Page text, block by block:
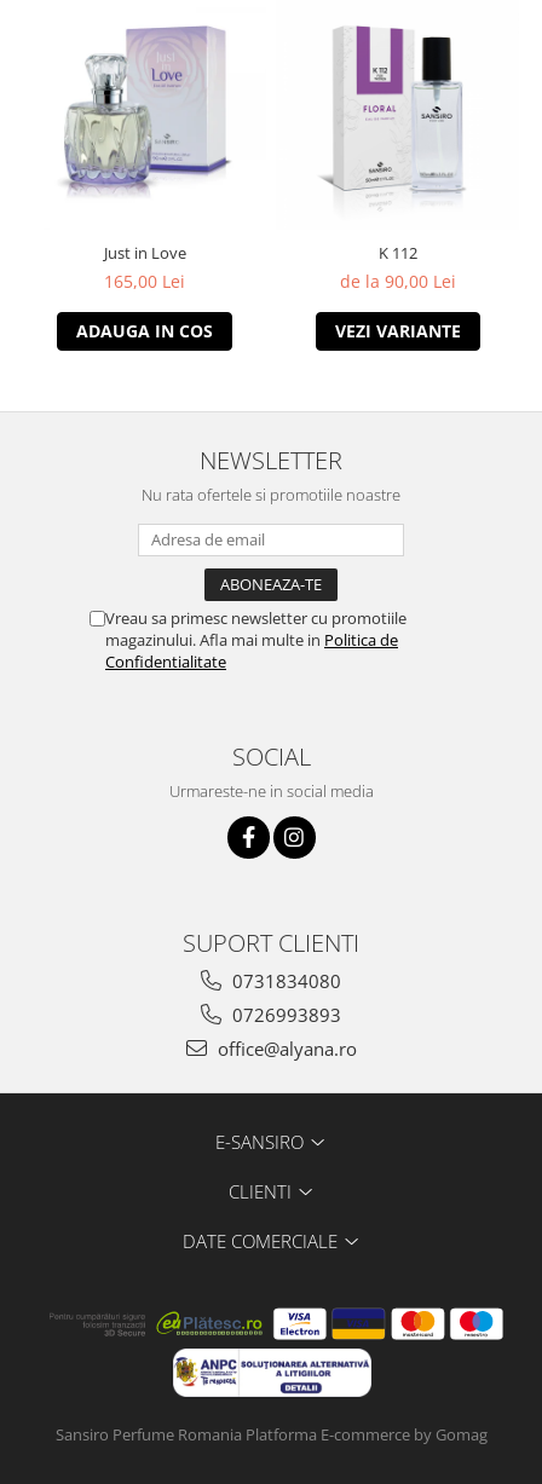
Just in Love
165,00 Lei
ADAUGA IN COS
K 112
de la 90,00 Lei
VEZI VARIANTE
NEWSLETTER
Nu rata ofertele si promotiile noastre
Vreau sa primesc newsletter cu promotiile
magazinului. Afla mai multe in Politica de
Confidentialitate
SOCIAL
Urmareste-ne in social media
SUPORT CLIENTI
0731834080
0726993893
office@alyana.ro
E-SANSIRO
CLIENTI
DATE COMERCIALE
Sansiro Perfume Romania Platforma E-commerce by Gomag